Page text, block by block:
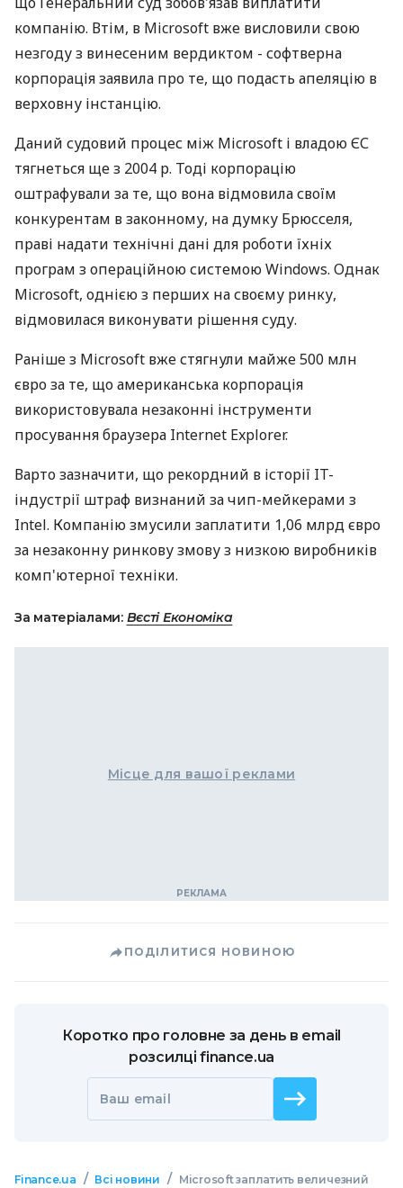
компанію. Втім, в Microsoft вже висловили свою
незгоду з винесеним вердиктом - софтверна
корпорація заявила про те, що подасть апеляцію в
верховну інстанцію.
Даний судовий процес між Microsoft і владою ЄС
тягнеться ще з 2004 р. Тоді корпорацію
оштрафували за те, що вона відмовила своїм
конкурентам в законному, на думку Брюсселя,
праві надати технічні дані для роботи їхніх
програм з операційною системою Windows. Однак
Microsoft, однією з перших на своєму ринку,
відмовилася виконувати рішення суду.
Раніше з Microsoft вже стягнули майже 500 млн
євро за те, що американська корпорація
використовувала незаконні інструменти
просування браузера Internet Explorer.
Варто зазначити, що рекордний в історії IT-
індустрії штраф визнаний за чип-мейкерами з
Intel. Компанію змусили заплатити 1,06 млрд євро
за незаконну ринкову змову з низкою виробників
комп'ютерної техніки.
За матеріалами: Вєсті Економіка
Місце для вашої реклами
ПОДІЛИТИСЯ НОВИНОЮ
Коротко про головне за день в email
розсилці finance.ua
Ваш email
Finance.ua / Всі новини /
Microsoft заплатить величезний